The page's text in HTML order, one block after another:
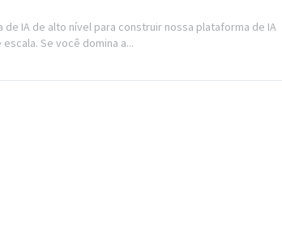
de IA de alto nível para construir nossa plataforma de IA
Se você domina a...